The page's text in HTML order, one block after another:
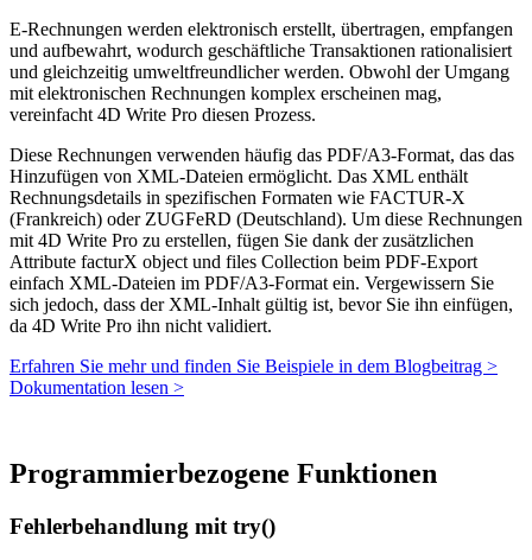
E-Rechnungen werden elektronisch erstellt, übertragen, empfangen
und aufbewahrt, wodurch geschäftliche Transaktionen rationalisiert
und gleichzeitig umweltfreundlicher werden. Obwohl der Umgang
mit elektronischen Rechnungen komplex erscheinen mag,
vereinfacht 4D Write Pro diesen Prozess.
Diese Rechnungen verwenden häufig das PDF/A3-Format, das das
Hinzufügen von XML-Dateien ermöglicht. Das XML enthält
Rechnungsdetails in spezifischen Formaten wie FACTUR-X
(Frankreich) oder ZUGFeRD (Deutschland). Um diese Rechnungen
mit 4D Write Pro zu erstellen, fügen Sie dank der zusätzlichen
Attribute facturX object und files Collection beim PDF-Export
einfach XML-Dateien im PDF/A3-Format ein. Vergewissern Sie
sich jedoch, dass der XML-Inhalt gültig ist, bevor Sie ihn einfügen,
da 4D Write Pro ihn nicht validiert.
Erfahren Sie mehr und finden Sie Beispiele in dem Blogbeitrag >
Dokumentation lesen >
Programmierbezogene Funktionen
Fehlerbehandlung mit try()